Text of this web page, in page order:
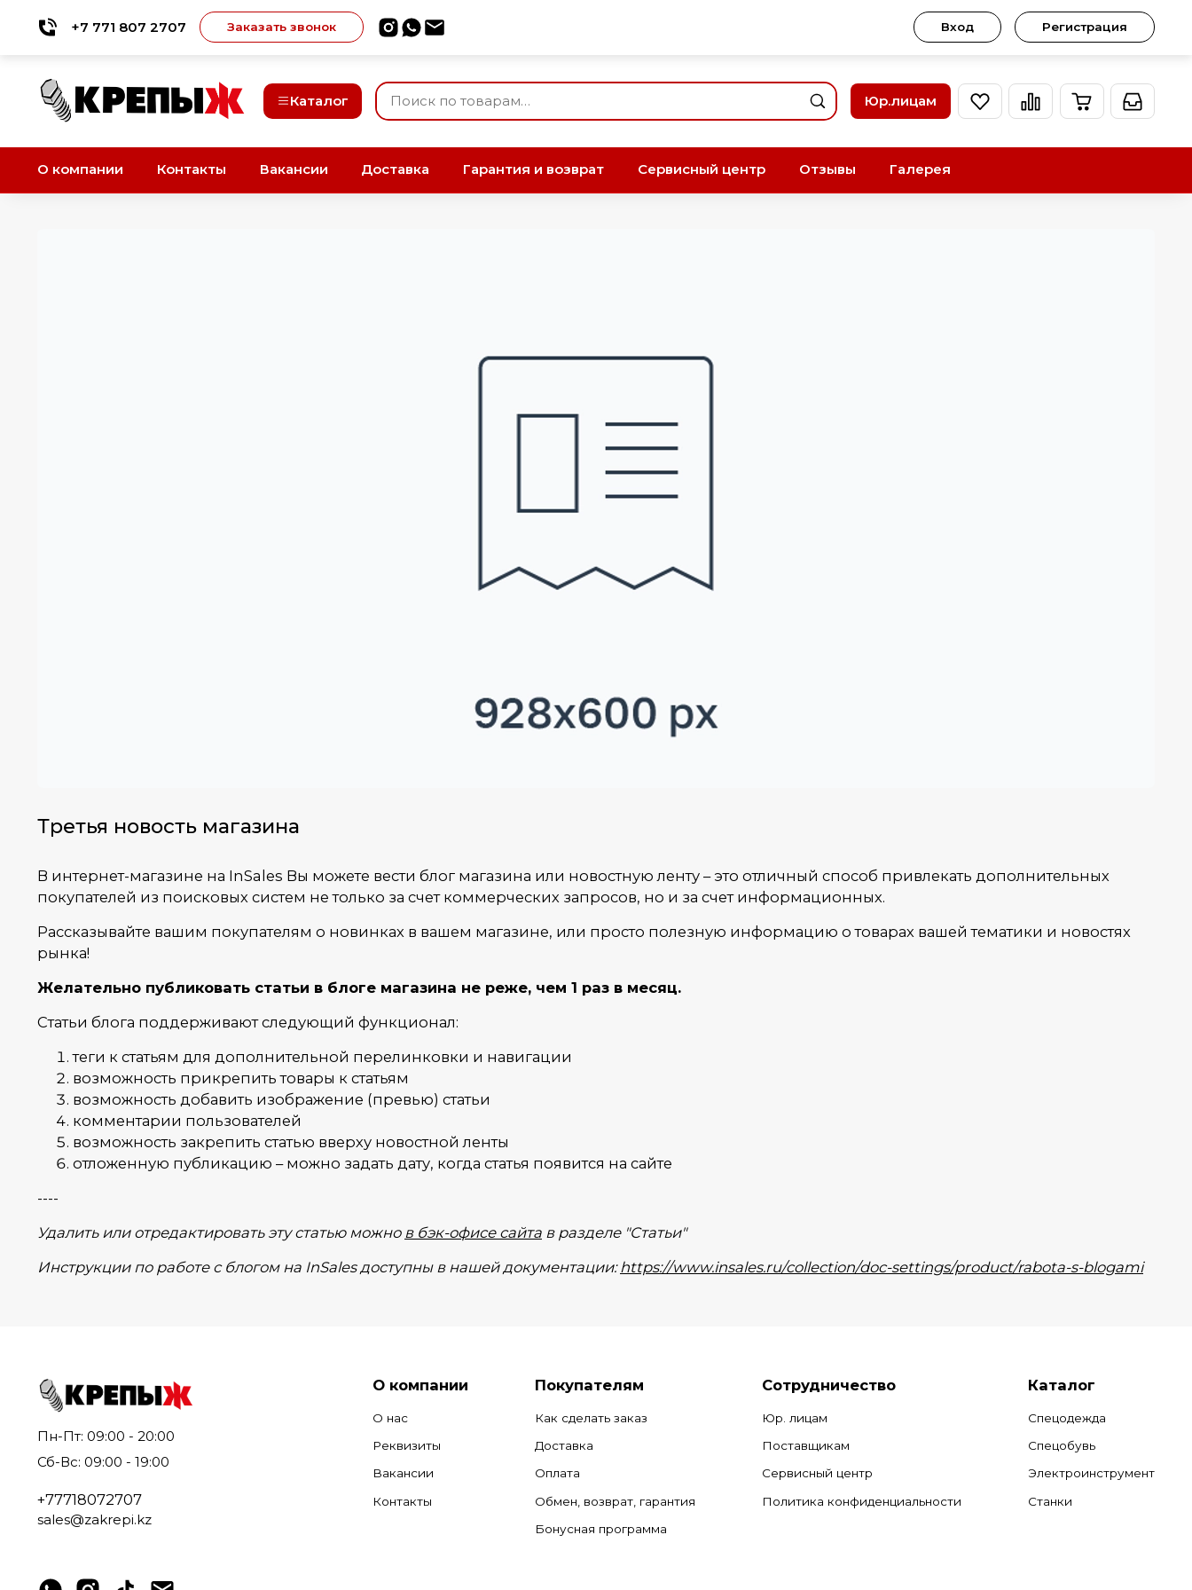
+7 771 807 2707 Заказать звонок Вход Регистрация
Каталог Юр.лицам
О компании Контакты Вакансии Доставка Гарантия и возврат Сервисный центр Отзывы Галерея
Третья новость магазина
В интернет-магазине на InSales Вы можете вести блог магазина или новостную ленту – это отличный способ привлекать дополнительных
покупателей из поисковых систем не только за счет коммерческих запросов, но и за счет информационных.
Рассказывайте вашим покупателям о новинках в вашем магазине, или просто полезную информацию о товарах вашей тематики и новостях
рынка!
Желательно публиковать статьи в блоге магазина не реже, чем 1 раз в месяц.
Статьи блога поддерживают следующий функционал:
теги к статьям для дополнительной перелинковки и навигации
возможность прикрепить товары к статьям
возможность добавить изображение (превью) статьи
комментарии пользователей
возможность закрепить статью вверху новостной ленты
отложенную публикацию – можно задать дату, когда статья появится на сайте
----
Удалить или отредактировать эту статью можно в бэк-офисе сайта в разделе "Статьи"
Инструкции по работе с блогом на InSales доступны в нашей документации: https://www.insales.ru/collection/doc-settings/product/rabota-s-blogami
Пн-Пт: 09:00 - 20:00
Сб-Вс: 09:00 - 19:00
+77718072707
sales@zakrepi.kz
О компании
О нас
Реквизиты
Вакансии
Контакты
Покупателям
Как сделать заказ
Доставка
Оплата
Обмен, возврат, гарантия
Бонусная программа
Сотрудничество
Юр. лицам
Поставщикам
Сервисный центр
Политика конфиденциальности
Каталог
Спецодежда
Спецобувь
Электроинструмент
Станки